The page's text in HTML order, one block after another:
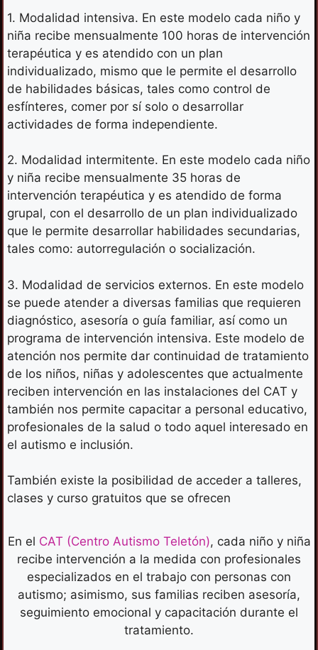
1. Modalidad intensiva. En este modelo cada niño y
niña recibe mensualmente 100 horas de intervención
terapéutica y es atendido con un plan
individualizado, mismo que le permite el desarrollo
de habilidades básicas, tales como control de
esfínteres, comer por sí solo o desarrollar
actividades de forma independiente.
2. Modalidad intermitente. En este modelo cada niño
y niña recibe mensualmente 35 horas de
intervención terapéutica y es atendido de forma
grupal, con el desarrollo de un plan individualizado
que le permite desarrollar habilidades secundarias,
tales como: autorregulación o socialización.
3. Modalidad de servicios externos. En este modelo
se puede atender a diversas familias que requieren
diagnóstico, asesoría o guía familiar, así como un
programa de intervención intensiva. Este modelo de
atención nos permite dar continuidad de tratamiento
de los niños, niñas y adolescentes que actualmente
reciben intervención en las instalaciones del CAT y
también nos permite capacitar a personal educativo,
profesionales de la salud o todo aquel interesado en
el autismo e inclusión.
También existe la posibilidad de acceder a talleres,
clases y curso gratuitos que se ofrecen
En el CAT (Centro Autismo Teletón), cada niño y niña
recibe intervención a la medida con profesionales
especializados en el trabajo con personas con
autismo; asimismo, sus familias reciben asesoría,
seguimiento emocional y capacitación durante el
tratamiento.